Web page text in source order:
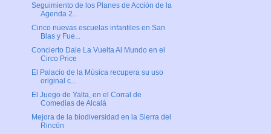
Seguimiento de los Planes de Acción de la
Agenda 2...
Cinco nuevas escuelas infantiles en San
Blas y Fue...
Concierto Dale La Vuelta Al Mundo en el
Circo Price
El Palacio de la Música recupera su uso
original c...
El Juego de Yalta, en el Corral de
Comedias de Alcalá
Mejora de la biodiversidad en la Sierra del
Rincón